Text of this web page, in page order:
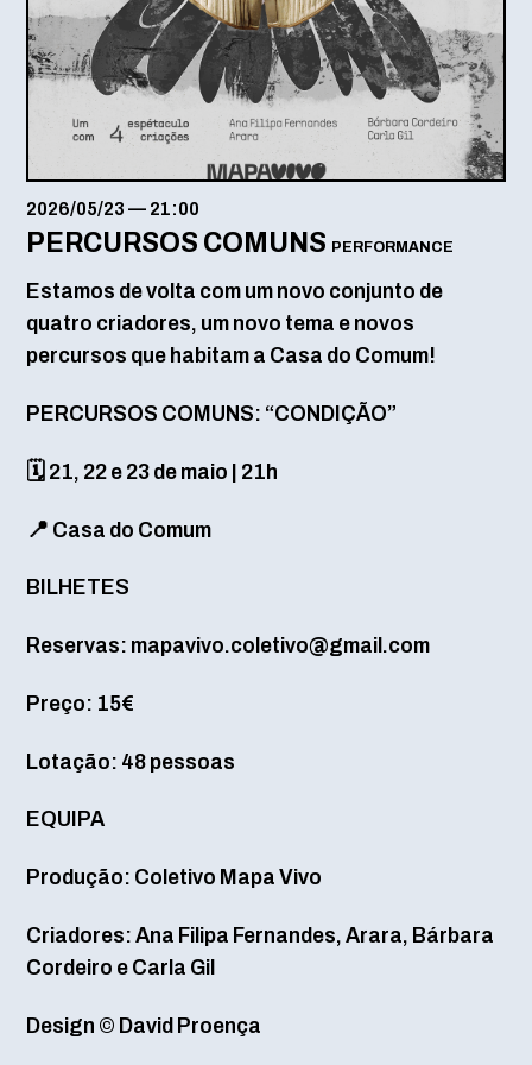
2026/05/23 — 21:00
PERCURSOS COMUNS PERFORMANCE
Estamos de volta com um novo conjunto de
quatro criadores, um novo tema e novos
percursos que habitam a Casa do Comum!
PERCURSOS COMUNS: “CONDIÇÃO”
🗓️ 21, 22 e 23 de maio | 21h
📍 Casa do Comum
BILHETES
Reservas: mapavivo.coletivo@gmail.com
Preço: 15€
Lotação: 48 pessoas
EQUIPA
Produção: Coletivo Mapa Vivo
Criadores: Ana Filipa Fernandes, Arara, Bárbara
Cordeiro e Carla Gil
Design ©️ David Proença